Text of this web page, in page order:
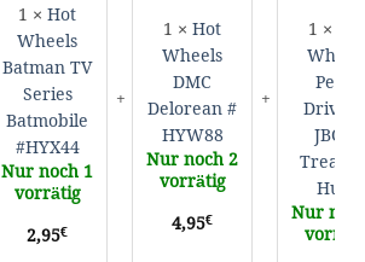
Series
Batmobile
#HYX44
1 × Hot
Wheels
Batman TV
Series
Batmobile
#HYX44
Nur noch 1
vorrätig
2,95€
HYW88
1 × Hot
Wheels
DMC
Delorean #
HYW88
Nur noch 2
vorrätig
4,95€
1 ×
Pedal
Driver
JBC23
Hunt
Nur